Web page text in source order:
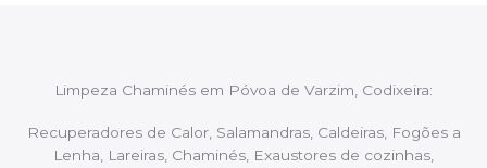
Limpeza Chaminés em Póvoa de Varzim, Codixeira:
Recuperadores de Calor, Salamandras, Caldeiras, Fogões a
Lenha, Lareiras, Chaminés, Exaustores de cozinhas,